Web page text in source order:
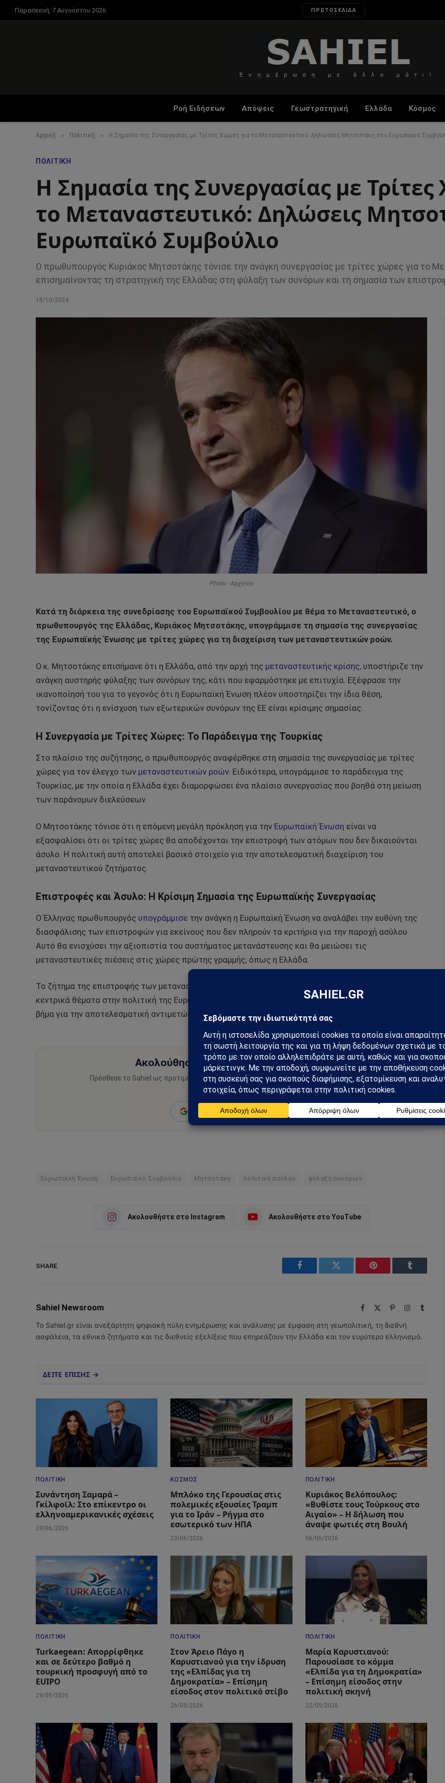
Παρασκευή, 7 Αυγούστου 2026 ΠΡΩΤΟΣΕΛΙΔΑ
Ροή Ειδήσεων Απόψεις Γεωστρατηγική Ελλάδα Κόσμος
Αρχική » Πολιτική » Η Σημασία της Συνεργασίας με Τρίτες Χώρες για το Μεταναστευτικό: Δηλώσεις Μητσοτάκη στο Ευρωπαϊκό
ΠΟΛΙΤΙΚΉ
Η Σημασία της Συνεργασίας με Τρίτες
το Μεταναστευτικό: Δηλώσεις
Ευρωπαϊκό Συμβούλιο
Ο πρωθυπουργός Κυριάκος Μητσοτάκης τόνισε την ανάγκη συνεργασίας με τρίτες χώρες για το
επισημαίνοντας τη στρατηγική της Ελλάδας στη φύλαξη των συνόρων και τη σημασία των
18/10/2024
Photo - Αρχείου
Κατά τη διάρκεια της συνεδρίασης του Ευρωπαϊκού Συμβουλίου με θέμα το Μεταναστευτικό, ο
πρωθυπουργός της Ελλάδας, Κυριάκος Μητσοτάκης, υπογράμμισε τη σημασία της συνεργασίας
της Ευρωπαϊκής Ένωσης με τρίτες χώρες για τη διαχείριση των μεταναστευτικών ροών.
Ο κ. Μητσοτάκης επισήμανε ότι η Ελλάδα, από την αρχή της μεταναστευτικής κρίσης, υποστήριζε την
ανάγκη αυστηρής φύλαξης των συνόρων της, κάτι που εφαρμόστηκε με επιτυχία. Εξέφρασε την
ικανοποίησή του για το γεγονός ότι η Ευρωπαϊκή Ένωση πλέον υποστηρίζει την ίδια θέση,
τονίζοντας ότι η ενίσχυση των εξωτερικών συνόρων της ΕΕ είναι κρίσιμης σημασίας.
Η Συνεργασία με Τρίτες Χώρες: Το Παράδειγμα της Τουρκίας
Στο πλαίσιο της συζήτησης, ο πρωθυπουργός αναφέρθηκε στη σημασία της συνεργασίας με τρίτες
χώρες για τον έλεγχο των μεταναστευτικών ροών. Ειδικότερα, υπογράμμισε το παράδειγμα της
Τουρκίας, με την οποία η Ελλάδα έχει διαμορφώσει ένα πλαίσιο συνεργασίας που βοηθά στη μείωση
των παράνομων διελεύσεων.
Ο Μητσοτάκης τόνισε ότι η επόμενη μεγάλη πρόκληση για την Ευρωπαϊκή Ένωση είναι να
εξασφαλίσει ότι οι τρίτες χώρες θα αποδέχονται την επιστροφή των ατόμων που δεν δικαιούνται
άσυλο. Η πολιτική αυτή αποτελεί βασικό στοιχείο για την αποτελεσματική διαχείριση του
μεταναστευτικού ζητήματος.
Επιστροφές και Άσυλο: Η Κρίσιμη Σημασία της Ευρωπαϊκής Συνεργασίας
Ο Έλληνας πρωθυπουργός υπογράμμισε την ανάγκη η Ευρωπαϊκή Ένωση να αναλάβει την ευθύνη της
διασφάλισης των επιστροφών για εκείνους που δεν πληρούν τα κριτήρια για την παροχή ασύλου.
Αυτό θα ενισχύσει την αξιοπιστία του συστήματος μετανάστευσης και θα μειώσει τις
μεταναστευτικές πιέσεις στις χώρες πρώτης γραμμής, όπως η Ελλάδα.
Το ζήτημα της επιστροφής των μεταναστών που δεν δικαιούνται άσυλο έχει γίνει ένα από τα
κεντρικά θέματα στην πολιτική της Ευρωπαϊκής Ένωσης, και η στρατηγική αυτή αποτελεί κομβικό
βήμα για την αποτελεσματική αντιμετώπιση της μεταναστευτικής κρίσης σε πανευρωπαϊκό επίπεδο.
Ακολούθησε το Sahiel στο Google News
Πρόσθεσε το Sahiel ως προτιμώμενη πηγή για να λαμβάνεις πρώτος τις σημαντικότερες
ειδήσεις και αναλύσεις.
Add as a preferred source
Ευρωπαϊκή Ένωση Ευρωπαϊκό Συμβούλιο Μητσοτάκη πολιτική ασύλου φύλαξη συνόρων
Ακολουθήστε στο Instagram Ακολουθήστε στο YouTube
SHARE.
Facebook Twitter Pinterest Tumblr
Sahiel Newsroom Facebook PinterestInstagramTumblr
Το Sahiel.gr είναι ανεξάρτητη ψηφιακή πύλη ενημέρωσης και ανάλυσης με έμφαση στη γεωπολιτική, τη διεθνή
ασφάλεια, τα εθνικά ζητήματα και τις διεθνείς εξελίξεις που επηρεάζουν την Ελλάδα και τον ευρύτερο ελληνισμό.
ΔΕΙΤΕ ΕΠΙΣΗΣ →
ΠΟΛΙΤΙΚΉ
Συνάντηση Σαμαρά –
Γκίλφοϊλ: Στο επίκεντρο οι
ελληνοαμερικανικές σχέσεις
29/06/2026
ΚΌΣΜΟΣ
Μπλόκο της Γερουσίας στις
πολεμικές εξουσίες Τραμπ
για το Ιράν – Ρήγμα στο
εσωτερικό των ΗΠΑ
23/06/2026
ΠΟΛΙΤΙΚΉ
Κυριάκος Βελόπουλος:
«Βυθίστε τους Τούρκους στο
Αιγαίο» – Η δήλωση που
άναψε φωτιές στη Βουλή
06/06/2026
ΠΟΛΙΤΙΚΉ
Turkaegean: Απορρίφθηκε
και σε δεύτερο βαθμό η
τουρκική προσφυγή από το
EUIPO
29/05/2026
ΠΟΛΙΤΙΚΉ
Στον Άρειο Πάγο η
Καρυστιανού για την ίδρυση
της «Ελπίδας για τη
Δημοκρατία» – Επίσημη
είσοδος στον πολιτικό στίβο
26/05/2026
ΠΟΛΙΤΙΚΉ
Μαρία Καρυστιανού:
Παρουσίασε το κόμμα
«Ελπίδα για τη Δημοκρατία»
– Επίσημη είσοδος στην
πολιτική σκηνή
22/05/2026